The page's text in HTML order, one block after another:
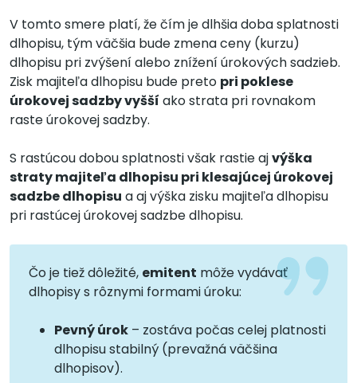
V tomto smere platí, že čím je dlhšia doba splatnosti
dlhopisu, tým väčšia bude zmena ceny (kurzu)
dlhopisu pri zvýšení alebo znížení úrokových sadzieb.
Zisk majiteľa dlhopisu bude preto pri poklese
úrokovej sadzby vyšší ako strata pri rovnakom
raste úrokovej sadzby.
S rastúcou dobou splatnosti však rastie ajvýška
straty majiteľa dlhopisu pri klesajúcej úrokovej
sadzbe dlhopisu a aj výška zisku majiteľa dlhopisu
pri rastúcej úrokovej sadzbe dlhopisu.
Čo je tiež dôležité, emitent môže vydávať
dlhopisy s rôznymi formami úroku:
Pevný úrok – zostáva počas celej platnosti
dlhopisu stabilný (prevažná väčšina
dlhopisov).